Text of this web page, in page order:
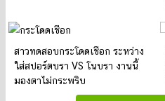
สาวทดสอบกระโดดเชือก ระหว่าง
ใส่สปอร์ตบรา VS โนบรา งานนี้
มองตาไม่กระพริบ